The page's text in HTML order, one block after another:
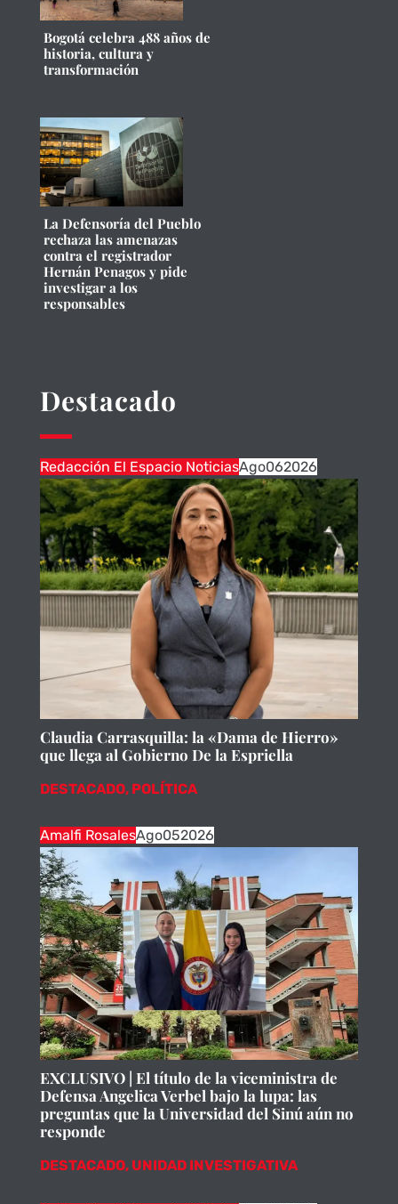
Bogotá celebra 488 años de
historia, cultura y
transformación
La Defensoría del Pueblo
rechaza las amenazas
contra el registrador
Hernán Penagos y pide
investigar a los
responsables
Destacado
Redacción El Espacio NoticiasAgo062026
Claudia Carrasquilla: la «Dama de Hierro»
que llega al Gobierno De la Espriella
DESTACADO, POLÍTICA
Amalfi RosalesAgo052026
EXCLUSIVO | El título de la viceministra de
Defensa Angelica Verbel bajo la lupa: las
preguntas que la Universidad del Sinú aún no
responde
DESTACADO, UNIDAD INVESTIGATIVA